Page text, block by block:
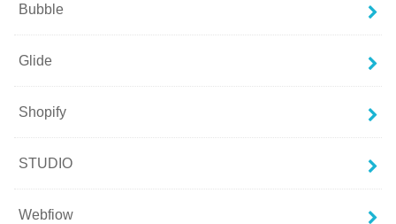
Bubble
Glide
Shopify
STUDIO
Webfiow